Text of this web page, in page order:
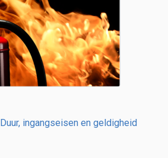
Duur, ingangseisen en geldigheid